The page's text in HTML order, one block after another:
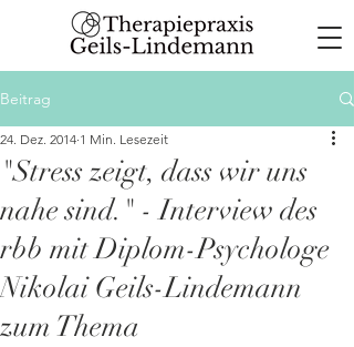
Beitrag
"Stress zeigt, dass wir uns
nahe sind." - Interview des
rbb mit Diplom-Psychologe
Nikolai Geils-Lindemann
zum Thema
24. Dez. 2014 1 Min. Lesezeit